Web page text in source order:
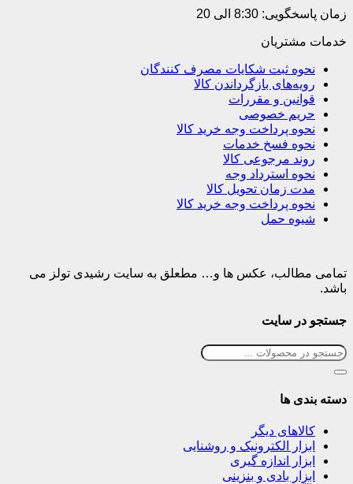
زمان پاسخگویی: 8:30 الی 20
خدمات مشتریان
نحوه ثبت شکایات مصرف کنندگان
رویه‌های بازگرداندن کالا
قوانین و مقررات
حریم خصوصی
نحوه پرداخت وجه خرید کالا
نحوه فسخ خدمات
روند مرجوعی کالا
نحوه استرداد وجه
مدت زمان تحویل کالا
نحوه پرداخت وجه خرید کالا
شیوه حمل
تمامی مطالب، عکس ها و… مطعلق به سایت رشیدی تولز می
باشد.
جستجو در سایت
دسته بندی ها
کالاهای دیگر
ابزار الکترونیک و روشنایی
ابزار اندازه گیری
ابزار بادی و بنزینی